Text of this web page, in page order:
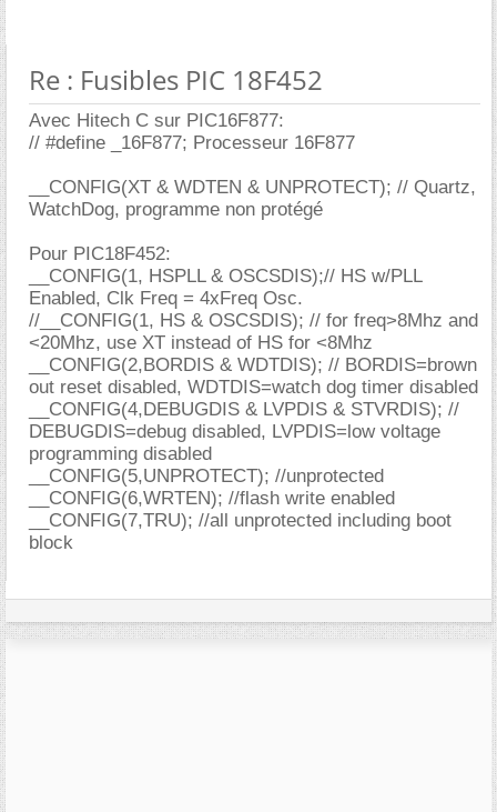
Re : Fusibles PIC 18F452
Avec Hitech C sur PIC16F877:
// #define _16F877; Processeur 16F877
__CONFIG(XT & WDTEN & UNPROTECT); // Quartz,
WatchDog, programme non protégé
Pour PIC18F452:
__CONFIG(1, HSPLL & OSCSDIS);// HS w/PLL
Enabled, Clk Freq = 4xFreq Osc.
//__CONFIG(1, HS & OSCSDIS); // for freq>8Mhz and
<20Mhz, use XT instead of HS for <8Mhz
__CONFIG(2,BORDIS & WDTDIS); // BORDIS=brown
out reset disabled, WDTDIS=watch dog timer disabled
__CONFIG(4,DEBUGDIS & LVPDIS & STVRDIS); //
DEBUGDIS=debug disabled, LVPDIS=low voltage
programming disabled
__CONFIG(5,UNPROTECT); //unprotected
__CONFIG(6,WRTEN); //flash write enabled
__CONFIG(7,TRU); //all unprotected including boot
block